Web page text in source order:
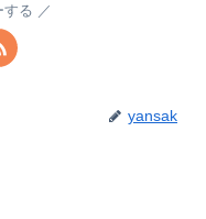
する
yansak